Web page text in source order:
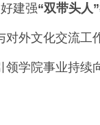
建强“双带头人”
外文化交流
学院事业持续